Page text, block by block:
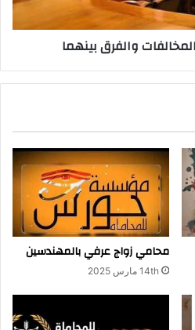
والفرق بينهما
محامي زواج عرفي بالمهندسين
14th مارس 2025